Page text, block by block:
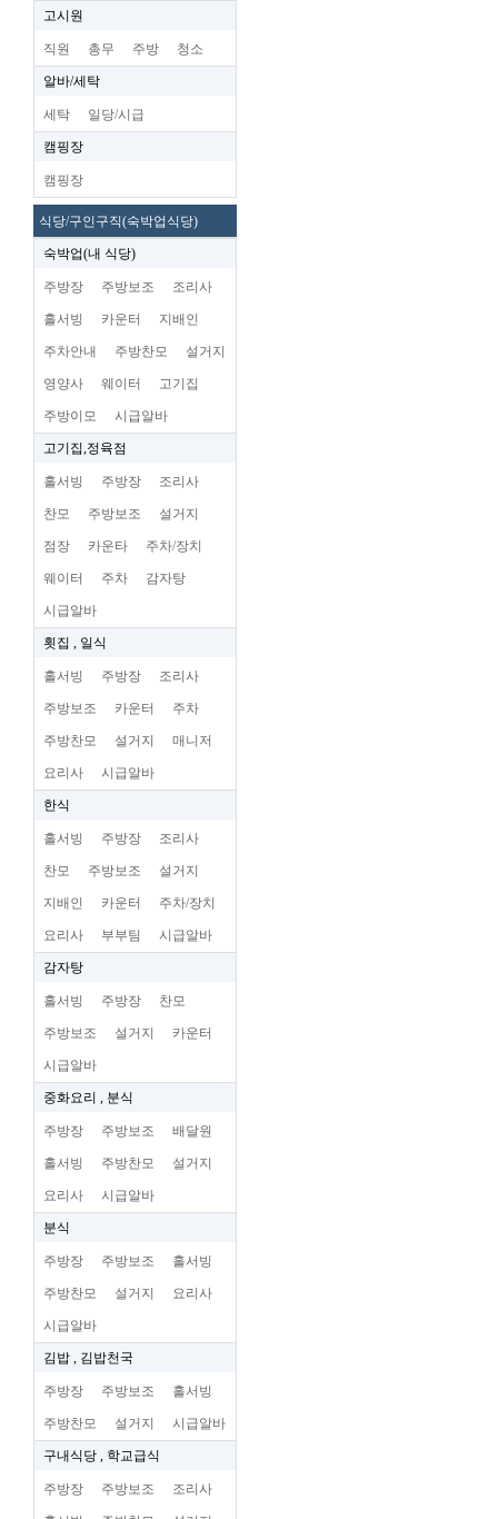
고시원
직원 총무 주방 청소
알바/세탁
세탁 일당/시급
캠핑장
캠핑장
식당/구인구직(숙박업식당)
숙박업(내 식당)
주방장 주방보조 조리사
홀서빙 카운터 지배인
주차안내 주방찬모 설거지
영양사 웨이터 고기집
주방이모 시급알바
고기집,정육점
홀서빙 주방장 조리사
찬모 주방보조 설거지
점장 카운타 주차/장치
웨이터 주차 감자탕
시급알바
횟집 , 일식
홀서빙 주방장 조리사
주방보조 카운터 주차
주방찬모 설거지 매니저
요리사 시급알바
한식
홀서빙 주방장 조리사
찬모 주방보조 설거지
지배인 카운터 주차/장치
요리사 부부팀 시급알바
감자탕
홀서빙 주방장 찬모
주방보조 설거지 카운터
시급알바
중화요리 , 분식
주방장 주방보조 배달원
홀서빙 주방찬모 설거지
요리사 시급알바
분식
주방장 주방보조 홀서빙
주방찬모 설거지 요리사
시급알바
김밥 , 김밥천국
주방장 주방보조 홀서빙
주방찬모 설거지 시급알바
구내식당 , 학교급식
주방장 주방보조 조리사